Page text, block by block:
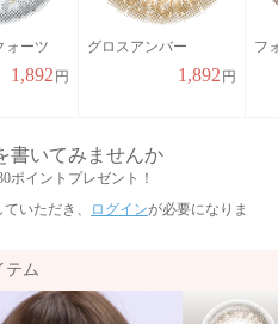
ォーツ
1,892 円
グロスアンバー
1,892 円
フ
書いてみませんか
ポイントプレゼント！
ていただき、 ログインが必要になりま
テム